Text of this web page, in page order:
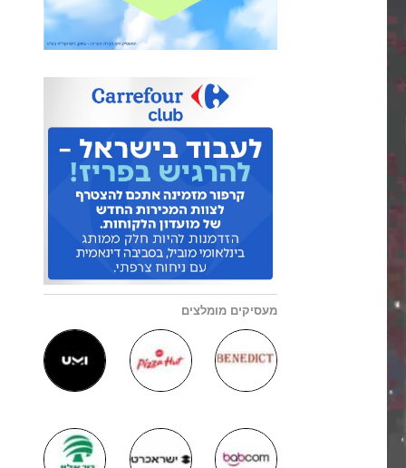
מעסיקים מומלצים